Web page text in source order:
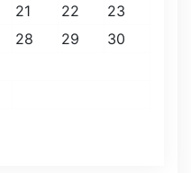
21 22
23
28 29
30